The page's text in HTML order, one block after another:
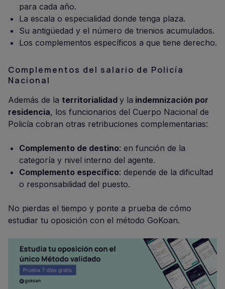
para cada año.
La escala o especialidad donde tenga plaza.
Su antigüedad y el número de trienios acumulados.
Los complementos específicos a que tiene derecho.
Complementos del salario de Policía
Nacional
Además de la territorialidad y la indemnización por
residencia, los funcionarios del Cuerpo Nacional de
Policía cobran otras retribuciones complementarias:
Complemento de destino: en función de la
categoría y nivel interno del agente.
Complemento específico: depende de la dificultad
o responsabilidad del puesto.
No pierdas el tiempo y ponte a prueba de cómo
estudiar tu oposición con el método GoKoan.